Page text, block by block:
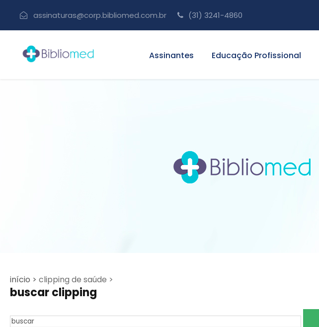
assinaturas@corp.bibliomed.com.br (31) 3241-4860
Assinantes Educação Profissional
início > clipping de saúde >
buscar clipping